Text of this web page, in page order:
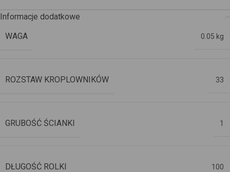
Informacje dodatkowe
WAGA
0.05 kg
ROZSTAW KROPLOWNIKÓW 33
GRUBOŚĆ ŚCIANKI 1
DŁUGOŚĆ ROLKI 100